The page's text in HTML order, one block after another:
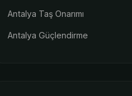
Antalya Taş Onarımı
Antalya Güçlendirme